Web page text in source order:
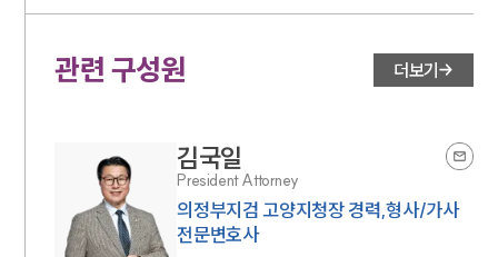
관련 구성원 더보기
김국일
President Attorney
의정부지검 고양지청장 경력,형사/가사
전문변호사